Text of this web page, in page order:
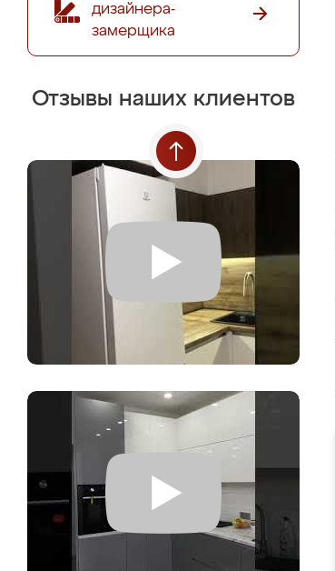
дизайнера-
замерщика
Отзывы наших клиентов